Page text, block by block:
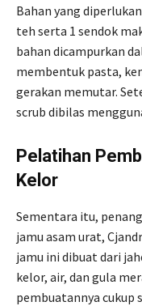
Bahan yang
teh serta 1 sendok
bahan dicampurkan
membentuk pasta,
gerakan memutar.
scrub dibilas
Pelatihan
Kelor
Sementara itu,
jamu asam urat,
jamu ini dibuat dari
kelor, air, dan gula
pembuatannya cukup